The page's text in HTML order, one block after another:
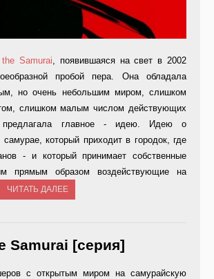
Samurai , появившаяся на свет в 2002
пробой пера. Она обладала
но очень небольшим миром, слишком
слишком малым числом действующих
главное - идею. Идею о
который приходит в городок, где
- и который принимает собственные
прямым образом воздействующие на
ЧИТАТЬ ДАЛЕЕ
Samurai [серия]
с открытым миром на самурайскую